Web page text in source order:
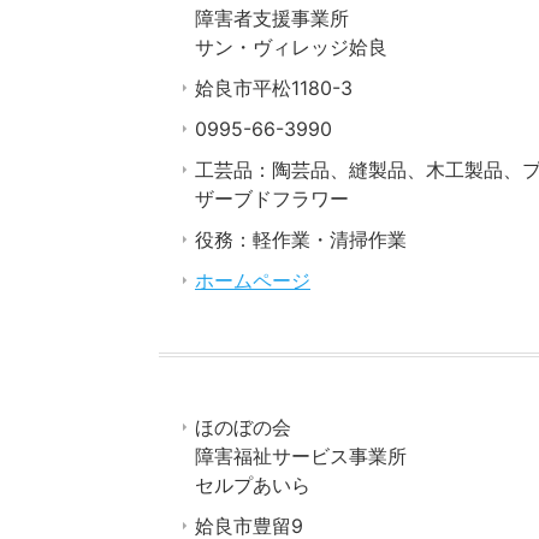
障害者支援事業所
サン・ヴィレッジ姶良
姶良市平松1180-3
0995-66-3990
工芸品：陶芸品、縫製品、木工製品、
ザーブドフラワー
役務：軽作業・清掃作業
ホームページ
ほのぼの会
障害福祉サービス事業所
セルプあいら
姶良市豊留9